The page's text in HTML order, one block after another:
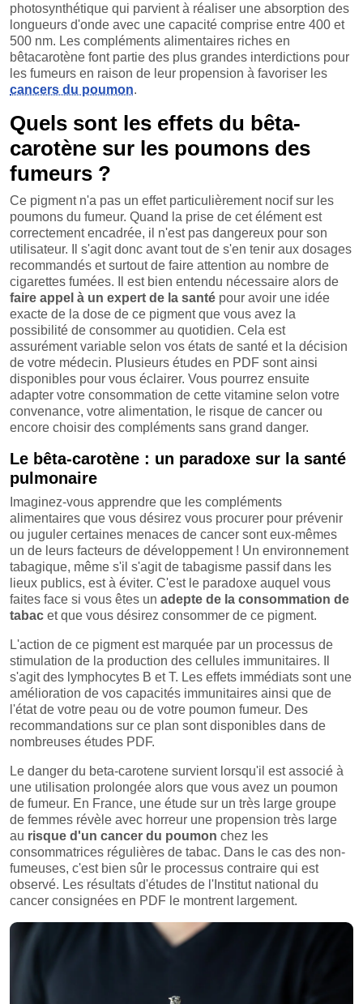
photosynthétique qui parvient à réaliser une absorption des
longueurs d'onde avec une capacité comprise entre 400 et
500 nm. Les compléments alimentaires riches en
bêtacarotène font partie des plus grandes interdictions pour
les fumeurs en raison de leur propension à favoriser les
cancers du poumon.
Quels sont les effets du bêta-
carotène sur les poumons des
fumeurs ?
Ce pigment n'a pas un effet particulièrement nocif sur les
poumons du fumeur. Quand la prise de cet élément est
correctement encadrée, il n'est pas dangereux pour son
utilisateur. Il s'agit donc avant tout de s'en tenir aux dosages
recommandés et surtout de faire attention au nombre de
cigarettes fumées. Il est bien entendu nécessaire alors de
faire appel à un expert de la santé pour avoir une idée
exacte de la dose de ce pigment que vous avez la
possibilité de consommer au quotidien. Cela est
assurément variable selon vos états de santé et la décision
de votre médecin. Plusieurs études en PDF sont ainsi
disponibles pour vous éclairer. Vous pourrez ensuite
adapter votre consommation de cette vitamine selon votre
convenance, votre alimentation, le risque de cancer ou
encore choisir des compléments sans grand danger.
Le bêta-carotène : un paradoxe sur la santé
pulmonaire
Imaginez-vous apprendre que les compléments
alimentaires que vous désirez vous procurer pour prévenir
ou juguler certaines menaces de cancer sont eux-mêmes
un de leurs facteurs de développement ! Un environnement
tabagique, même s'il s'agit de tabagisme passif dans les
lieux publics, est à éviter. C'est le paradoxe auquel vous
faites face si vous êtes un adepte de la consommation de
tabac et que vous désirez consommer de ce pigment.
L'action de ce pigment est marquée par un processus de
stimulation de la production des cellules immunitaires. Il
s'agit des lymphocytes B et T. Les effets immédiats sont une
amélioration de vos capacités immunitaires ainsi que de
l'état de votre peau ou de votre poumon fumeur. Des
recommandations sur ce plan sont disponibles dans de
nombreuses études PDF.
Le danger du beta-carotene survient lorsqu'il est associé à
une utilisation prolongée alors que vous avez un poumon
de fumeur. En France, une étude sur un très large groupe
de femmes révèle avec horreur une propension très large
au risque d'un cancer du poumon chez les
consommatrices régulières de tabac. Dans le cas des non-
fumeuses, c'est bien sûr le processus contraire qui est
observé. Les résultats d'études de l'Institut national du
cancer consignées en PDF le montrent largement.